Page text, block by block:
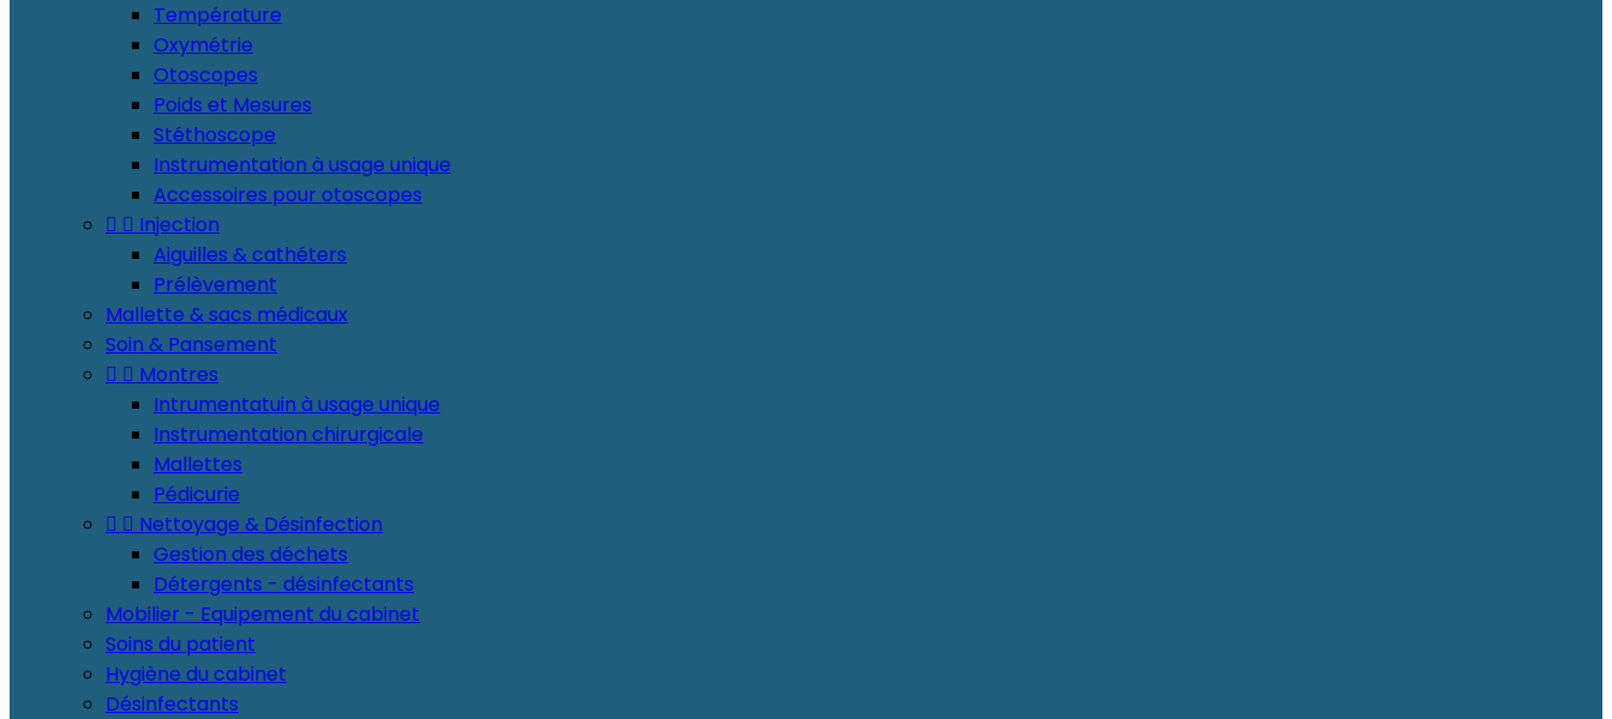
Température
Oxymétrie
Otoscopes
Poids et Mesures
Stéthoscope
Instrumentation à usage unique
Accessoires pour otoscopes
  Injection
Aiguilles & cathéters
Prélèvement
Mallette & sacs médicaux
Soin & Pansement
  Montres
Intrumentatuin à usage unique
Instrumentation chirurgicale
Mallettes
Pédicurie
  Nettoyage & Désinfection
Gestion des déchets
Détergents - désinfectants
Mobilier - Equipement du cabinet
Soins du patient
Hygiène du cabinet
Désinfectants